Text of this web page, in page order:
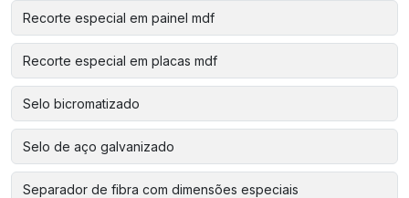
Recorte especial em painel mdf
Recorte especial em placas mdf
Selo bicromatizado
Selo de aço galvanizado
Separador de fibra com dimensões especiais